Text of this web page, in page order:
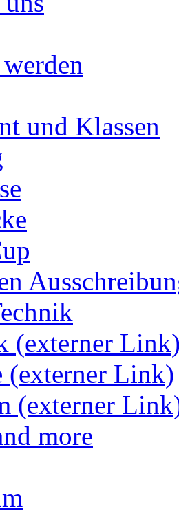
und Klassen
(externer
(externer Link)
(externer
more